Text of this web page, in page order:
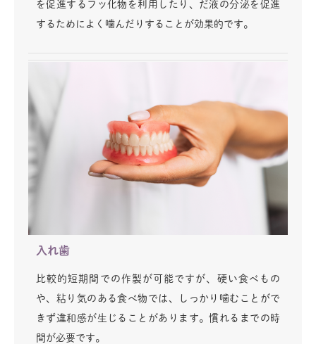
を促進するフッ化物を利用したり、だ液の分泌を促進
するためによく噛んだりすることが効果的です。
入れ歯
比較的短期間での作製が可能ですが、硬い食べもの
や、粘り気のある食べ物では、しっかり噛むことがで
きず違和感が生じることがあります。慣れるまでの時
間が必要です。